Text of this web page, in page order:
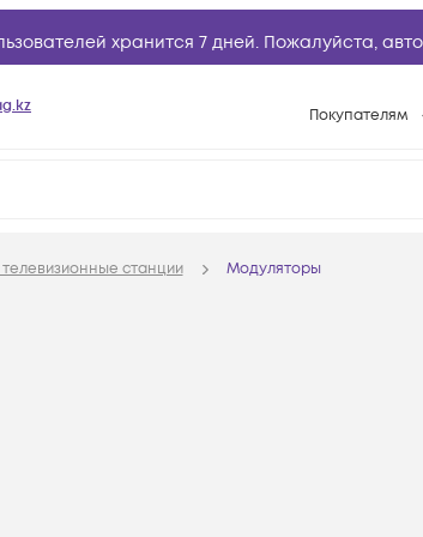
хранится 7 дней. Пожалуйста,
Покупателям
станции Модуляторы